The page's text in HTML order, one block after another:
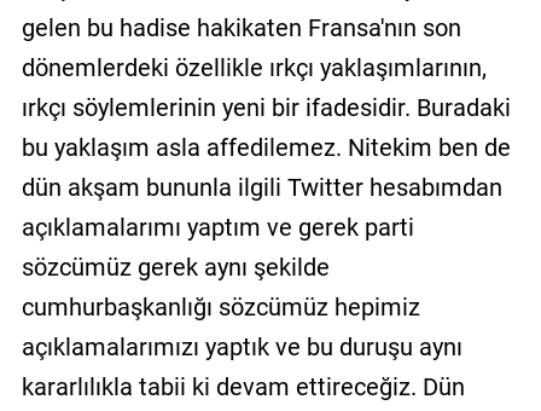
gelen bu hadise hakikaten Fransa'nın son
dönemlerdeki özellikle ırkçı yaklaşımlarının,
ırkçı söylemlerinin yeni bir ifadesidir. Buradaki
bu yaklaşım asla affedilemez. Nitekim ben de
dün akşam bununla ilgili Twitter hesabımdan
açıklamalarımı yaptım ve gerek parti
sözcümüz gerek aynı şekilde
cumhurbaşkanlığı sözcümüz hepimiz
açıklamalarımızı yaptık ve bu duruşu aynı
kararlılıkla tabii ki devam ettireceğiz. Dün